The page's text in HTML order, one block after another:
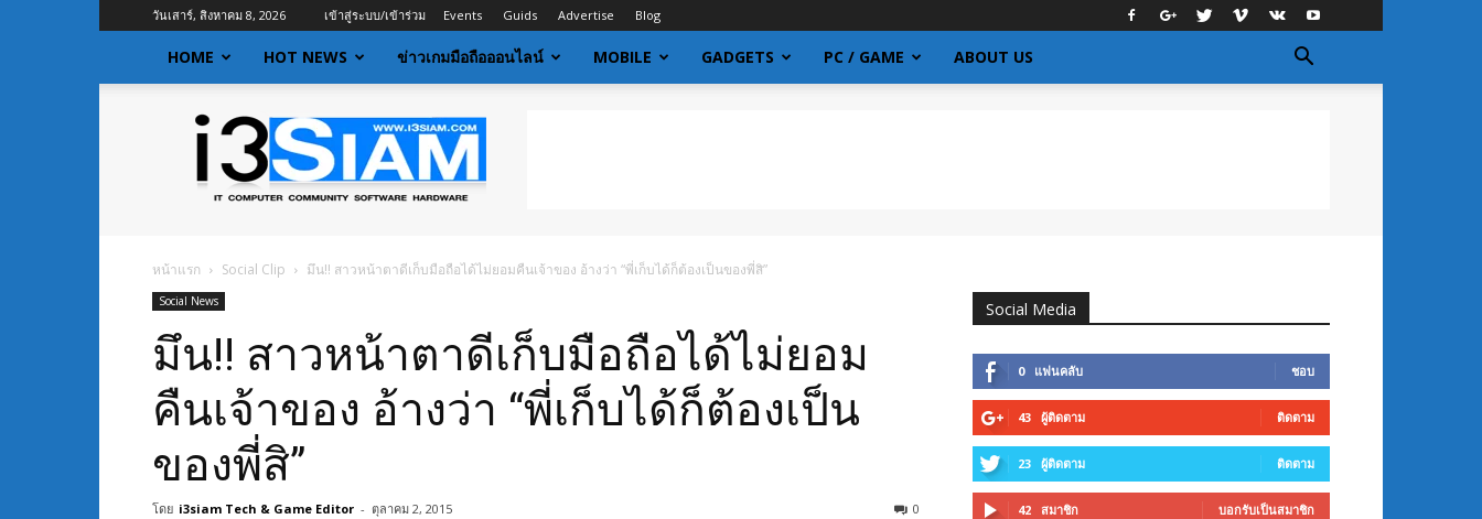
วันเสาร์, สิงหาคม 8, 2026 เข้าสู่ระบบ/เข้าร่วม Events Guids Advertise Blog
HOME HOT NEWS ข่าวเกมมือถือออนไลน์ MOBILE GADGETS PC / GAME ABOUT US
I3siam
ข่าว
ไอที
ข่าวสาร
กับ
เทคโนโลยี
หน้าแรก Social Clip มึน!! สาวหน้าตาดีเก็บมือถือได้ไม่ยอมคืนเจ้าของ อ้างว่า “พี่เก็บได้ก็ต้องเป็นของพี่สิ”
Social News
มึน!! สาวหน้าตาดีเก็บมือถือได้ไม่ยอม
คืนเจ้าของ อ้างว่า “พี่เก็บได้ก็ต้องเป็น
ของพี่สิ”
โดย i3siam Tech & Game Editor - ตุลาคม 2, 2015 0
Social Media
0 แฟนคลับ ชอบ
43 ผู้ติดตาม ติดตาม
23 ผู้ติดตาม ติดตาม
42 สมาชิก บอกรับเป็นสมาชิก